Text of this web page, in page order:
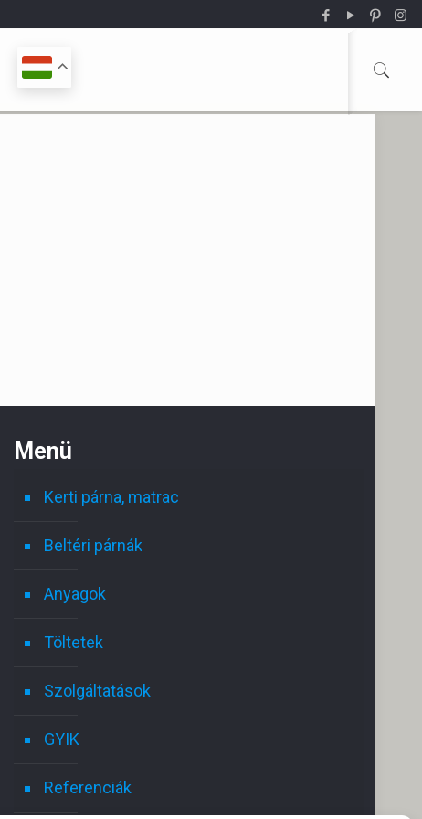
2025.05.18.
Excellent service i highly recommend
Menü
Kerti párna, matrac
Beltéri párnák
Anyagok
Töltetek
Szolgáltatások
GYIK
Referenciák